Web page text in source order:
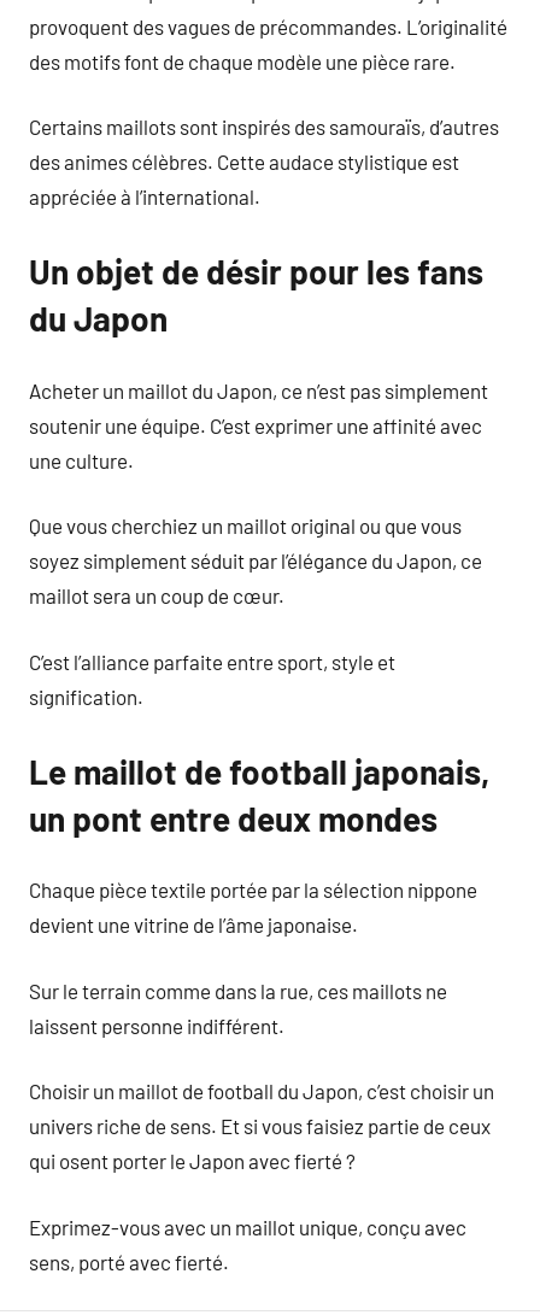
provoquent des vagues de précommandes. L’originalité
des motifs font de chaque modèle une pièce rare.
Certains maillots sont inspirés des samouraïs, d’autres
des animes célèbres. Cette audace stylistique est
appréciée à l’international.
Un objet de désir pour les fans
du Japon
Acheter un maillot du Japon, ce n’est pas simplement
soutenir une équipe. C’est exprimer une affinité avec
une culture.
Que vous cherchiez un maillot original ou que vous
soyez simplement séduit par l’élégance du Japon, ce
maillot sera un coup de cœur.
C’est l’alliance parfaite entre sport, style et
signification.
Le maillot de football japonais,
un pont entre deux mondes
Chaque pièce textile portée par la sélection nippone
devient une vitrine de l’âme japonaise.
Sur le terrain comme dans la rue, ces maillots ne
laissent personne indifférent.
Choisir un maillot de football du Japon, c’est choisir un
univers riche de sens. Et si vous faisiez partie de ceux
qui osent porter le Japon avec fierté ?
Exprimez-vous avec un maillot unique, conçu avec
sens, porté avec fierté.